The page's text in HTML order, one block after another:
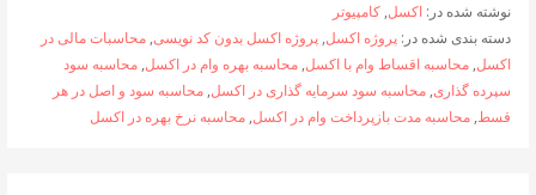
نوشته شده در: اکسل, کامپیوتر
دسته بندی شده در: پروژه اکسل, پروژه اکسل بدون کد نویسی, محاسبات مالی در
اکسل, محاسبه اقساط وام با اکسل, محاسبه بهره وام در اکسل, محاسبه سود
سپرده گذاری, محاسبه سود سرمایه گذاری در اکسل, محاسبه سود و اصل در هر
قسط, محاسبه مدت بازپرداخت وام در اکسل, محاسبه نرخ بهره در اکسل